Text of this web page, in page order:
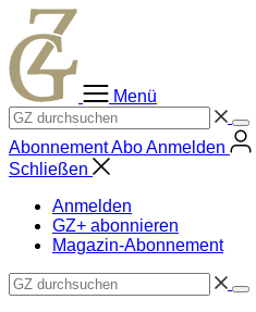
Zum
Inhalt
springen
Menü
AbonnementAboAnmelden
Schließen
Anmelden
GZ+ abonnieren
Magazin-Abonnement